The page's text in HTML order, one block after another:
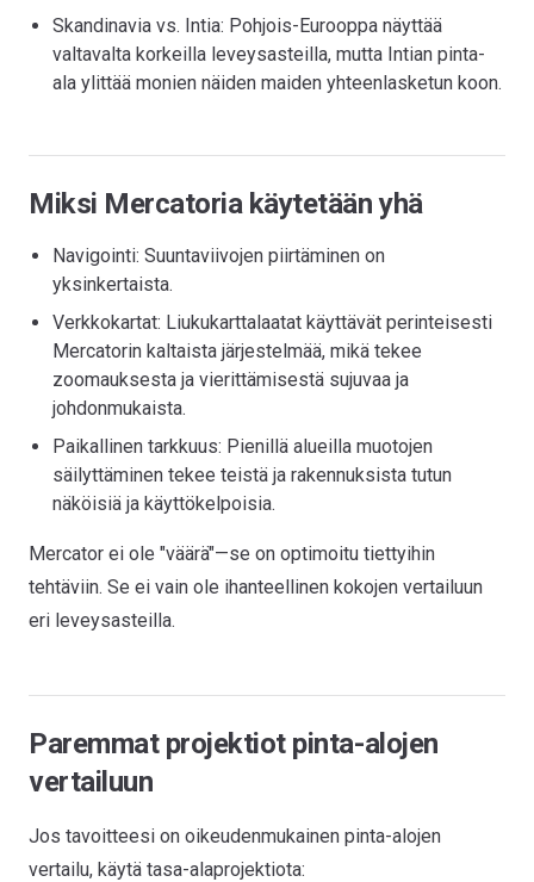
Skandinavia vs. Intia: Pohjois-Eurooppa näyttää
valtavalta korkeilla leveysasteilla, mutta Intian pinta-
ala ylittää monien näiden maiden yhteenlasketun koon.
Miksi Mercatoria käytetään yhä
Navigointi: Suuntaviivojen piirtäminen on
yksinkertaista.
Verkkokartat: Liukukarttalaatat käyttävät perinteisesti
Mercatorin kaltaista järjestelmää, mikä tekee
zoomauksesta ja vierittämisestä sujuvaa ja
johdonmukaista.
Paikallinen tarkkuus: Pienillä alueilla muotojen
säilyttäminen tekee teistä ja rakennuksista tutun
näköisiä ja käyttökelpoisia.
Mercator ei ole "väärä"—se on optimoitu tiettyihin
tehtäviin. Se ei vain ole ihanteellinen kokojen vertailuun
eri leveysasteilla.
Paremmat projektiot pinta-alojen
vertailuun
Jos tavoitteesi on oikeudenmukainen pinta-alojen
vertailu, käytä tasa-alaprojektiota: